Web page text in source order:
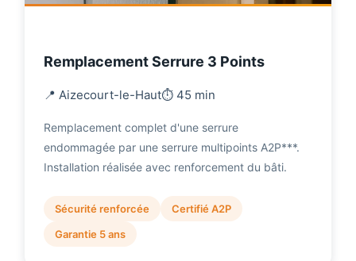
Remplacement Serrure 3 Points
📍 Aizecourt-le-Haut⏱️ 45 min
Remplacement complet d'une serrure
endommagée par une serrure multipoints A2P***.
Installation réalisée avec renforcement du bâti.
Sécurité renforcée
Certifié A2P
Garantie 5 ans